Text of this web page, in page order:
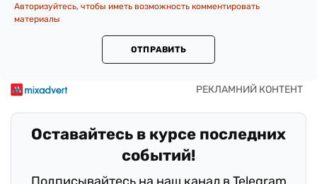
Авторизуйтесь, чтобы иметь возможность комментировать
материалы
ОТПРАВИТЬ
Оставайтесь в курсе последних
событий!